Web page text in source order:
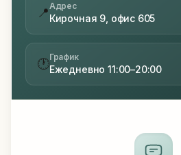
📍Адрес
Кирочная 9, офис 605
🕐График
Ежедневно 11:00–20:00